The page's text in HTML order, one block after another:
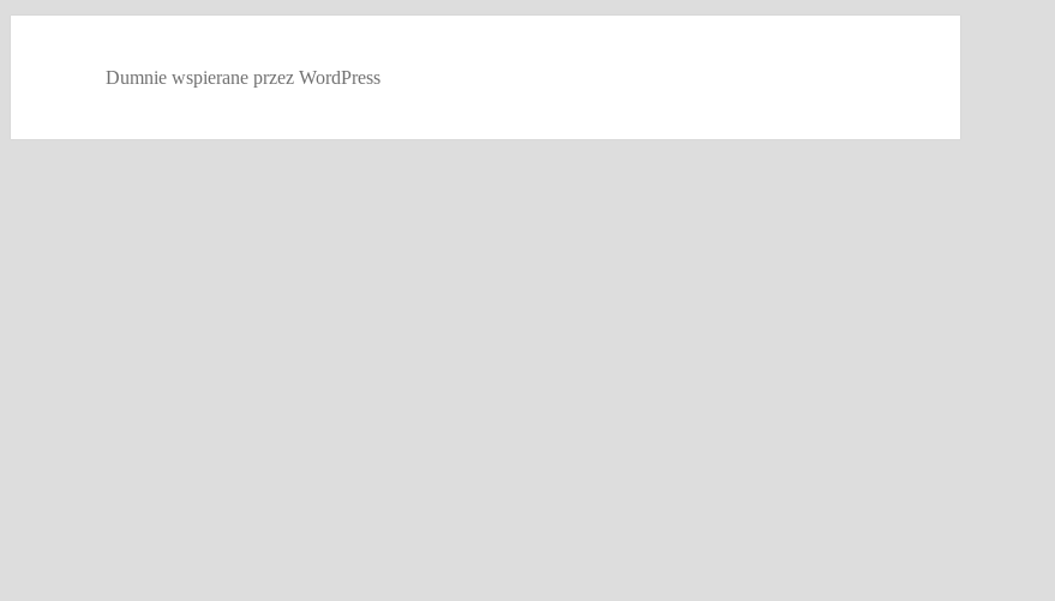
Dumnie wspierane przez WordPress